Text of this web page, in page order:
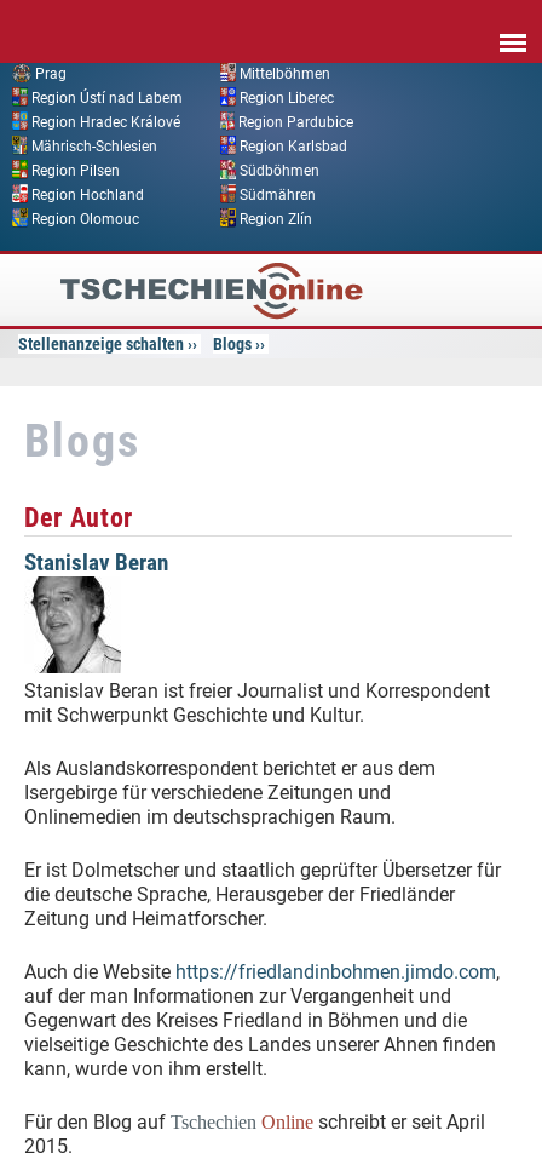
Prag
Mittelböhmen
Region Ústí nad Labem
Region Liberec
Region Hradec Králové
Region Pardubice
Mährisch-Schlesien
Region Karlsbad
Region Pilsen
Südböhmen
Region Hochland
Südmähren
Region Olomouc
Region Zlín
Tschechien
Online
Stellenanzeige schalten Blogs
Blogs
Der Autor
Stanislav Beran
Stanislav Beran ist freier Journalist und Korrespondent
mit Schwerpunkt Geschichte und Kultur.
Als Auslandskorrespondent berichtet er aus dem
Isergebirge für verschiedene Zeitungen und
Onlinemedien im deutschsprachigen Raum.
Er ist Dolmetscher und staatlich geprüfter Übersetzer für
die deutsche Sprache, Herausgeber der Friedländer
Zeitung und Heimatforscher.
Auch die Website https://friedlandinbohmen.jimdo.com,
auf der man Informationen zur Vergangenheit und
Gegenwart des Kreises Friedland in Böhmen und die
vielseitige Geschichte des Landes unserer Ahnen finden
kann, wurde von ihm erstellt.
Für den Blog auf Tschechien Online schreibt er seit April
2015.